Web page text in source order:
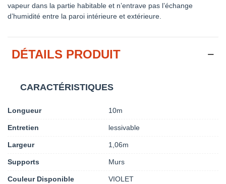
vapeur dans la partie habitable et n’entrave pas l’échange
d’humidité entre la paroi intérieure et extérieure.
DÉTAILS PRODUIT
CARACTÉRISTIQUES
Longueur 10m
Entretien lessivable
Largeur 1,06m
Supports Murs
Couleur Disponible VIOLET